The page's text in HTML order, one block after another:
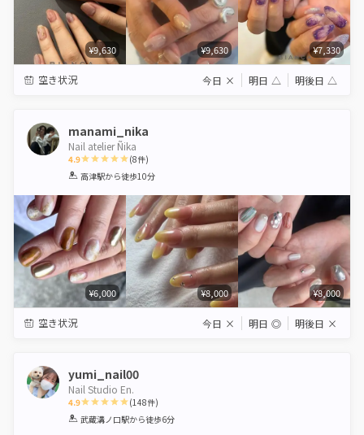
¥9,630 ¥9,630 ¥7,330
空き状況 今日 × 明日 △ 明後日 △
manami_nika
Nail atelier Ñika
4.9
1 2 3 4 5
(8件)
高津駅から徒歩10分
¥6,000 ¥8,000 ¥8,000
空き状況 今日 × 明日 ◎ 明後日 ×
yumi_nail00
Nail Studio En.
4.9
1 2 3 4 5
(148件)
武蔵溝ノ口駅から徒歩6分